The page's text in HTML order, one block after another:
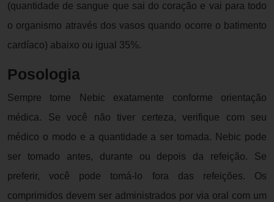
(quantidade de sangue que sai do coração e vai para todo
o organismo através dos vasos quando ocorre o batimento
cardíaco) abaixo ou igual 35%.
Posologia
Sempre tome Nebic exatamente conforme orientação
médica. Se você não tiver certeza, verifique com seu
médico o modo e a quantidade a ser tomada. Nebic pode
ser tomado antes, durante ou depois da refeição. Se
preferir, você pode tomá-lo fora das refeições. Os
comprimidos devem ser administrados por via oral com um